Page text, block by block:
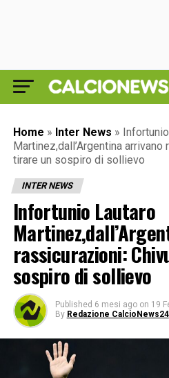
Home » Inter News »
Martinez,dall’Argentina
tirare un sospiro di sollievo
INTER NEWS
Infortunio Lautaro
rassicurazioni:
sospiro di sollievo
Published 6 mesi ago on 19
By Redazione CalcioNews24